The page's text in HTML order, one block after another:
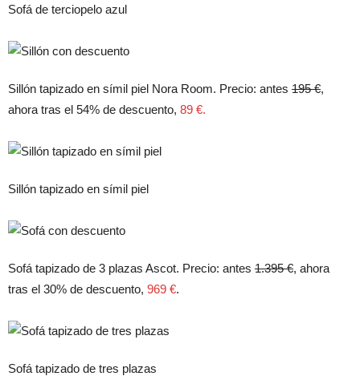
Sofá de terciopelo azul
Sillón tapizado en símil piel Nora Room. Precio: antes 195 €,
ahora tras el 54% de descuento, 89 €.
Sillón tapizado en símil piel
Sofá tapizado de 3 plazas Ascot. Precio: antes 1.395 €, ahora
tras el 30% de descuento, 969 €.
Sofá tapizado de tres plazas